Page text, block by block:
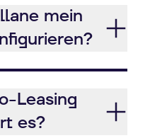
mein
Leasing
es?